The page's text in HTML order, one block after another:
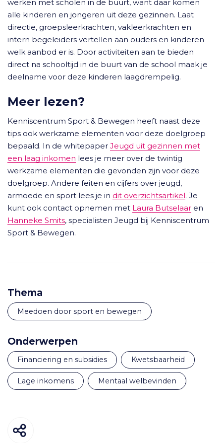
werken met scholen in de buurt, want daar komen
alle kinderen en jongeren uit deze gezinnen. Laat
directie, groepsleerkrachten, vakleerkrachten en
intern begeleiders vertellen aan ouders en kinderen
welk aanbod er is. Door activiteiten aan te bieden
direct na schooltijd in de buurt van de school maak je
deelname voor deze kinderen laagdrempelig.
Meer lezen?
Kenniscentrum Sport & Bewegen heeft naast deze
tips ook werkzame elementen voor deze doelgroep
bepaald. In de whitepaper Jeugd uit gezinnen met
een laag inkomen lees je meer over de twintig
werkzame elementen die gevonden zijn voor deze
doelgroep. Andere feiten en cijfers over jeugd,
armoede en sport lees je in dit overzichtsartikel. Je
kunt ook contact opnemen met Laura Butselaar en
Hanneke Smits, specialisten Jeugd bij Kenniscentrum
Sport & Bewegen.
Thema
Meedoen door sport en bewegen
Onderwerpen
financiering en subsidies kwetsbaarheid
lage inkomens mentaal welbevinden